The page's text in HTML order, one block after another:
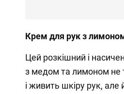
Крем для рук з
Цей розкішний і
з медом та лимоном не
і живить шкіру рук, але